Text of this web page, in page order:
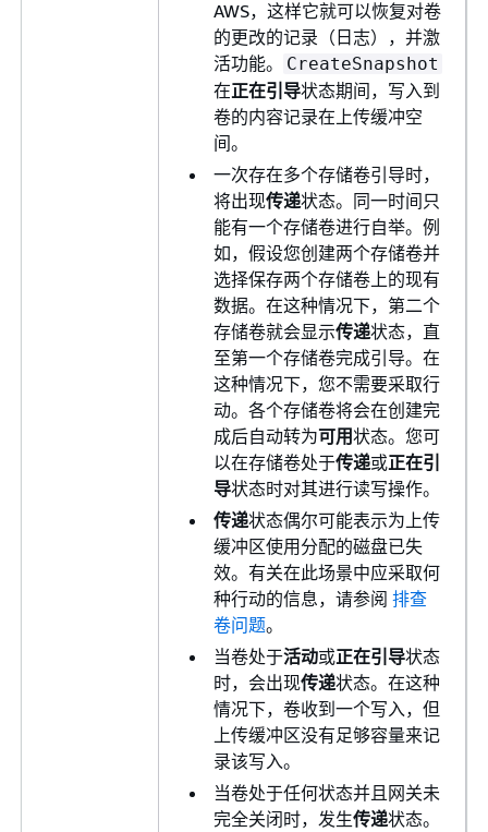
AWS，这样它就可以恢复对卷
的更改的记录（日志），并激
活功能。
CreateSnapshot
在正在引导状态期间，写入到
卷的内容记录在上传缓冲空
间。
一次存在多个存储卷引导时，
将出现传递状态。同一时间只
能有一个存储卷进行自举。例
如，假设您创建两个存储卷并
选择保存两个存储卷上的现有
数据。在这种情况下，第二个
存储卷就会显示传递状态，直
至第一个存储卷完成引导。在
这种情况下，您不需要采取行
动。各个存储卷将会在创建完
成后自动转为可用状态。您可
以在存储卷处于传递或正在引
导状态时对其进行读写操作。
传递状态偶尔可能表示为上传
缓冲区使用分配的磁盘已失
效。有关在此场景中应采取何
种行动的信息，请参阅 排查
卷问题。
当卷处于活动或正在引导状态
时，会出现传递状态。在这种
情况下，卷收到一个写入，但
上传缓冲区没有足够容量来记
录该写入。
当卷处于任何状态并且网关未
完全关闭时，发生传递状态。